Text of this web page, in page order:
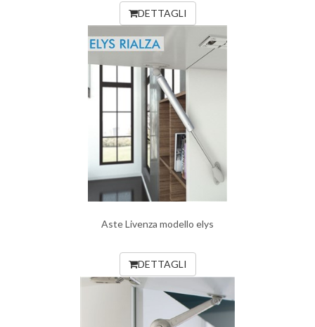
DETTAGLI
Aste Livenza modello elys
DETTAGLI